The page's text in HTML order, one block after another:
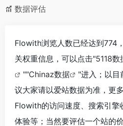
数据评估
Flowith浏览人数已经达到774
关权重信息，可以点击"5118数
""Chinaz数据
"进入；以目
议大家请以爱站数据为准，更
Flowith的访问速度、搜索引擎
体验等；当然要评估一个站的